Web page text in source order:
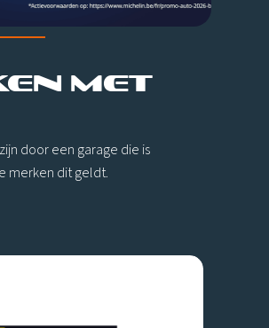
MET
door een garage die is
merken dit geldt.